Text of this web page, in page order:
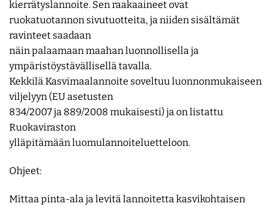
kierrätyslannoite. Sen raakaaineet ovat
ruokatuotannon sivutuotteita, ja niiden sisältämät
ravinteet saadaan
näin palaamaan maahan luonnollisella ja
ympäristöystävällisellä tavalla.
Kekkilä Kasvimaalannoite soveltuu luonnonmukaiseen
viljelyyn (EU asetusten
834/2007 ja 889/2008 mukaisesti) ja on listattu
Ruokaviraston
ylläpitämään luomulannoiteluetteloon.
Ohjeet:
Mittaa pinta-ala ja levitä lannoitetta kasvikohtaisen